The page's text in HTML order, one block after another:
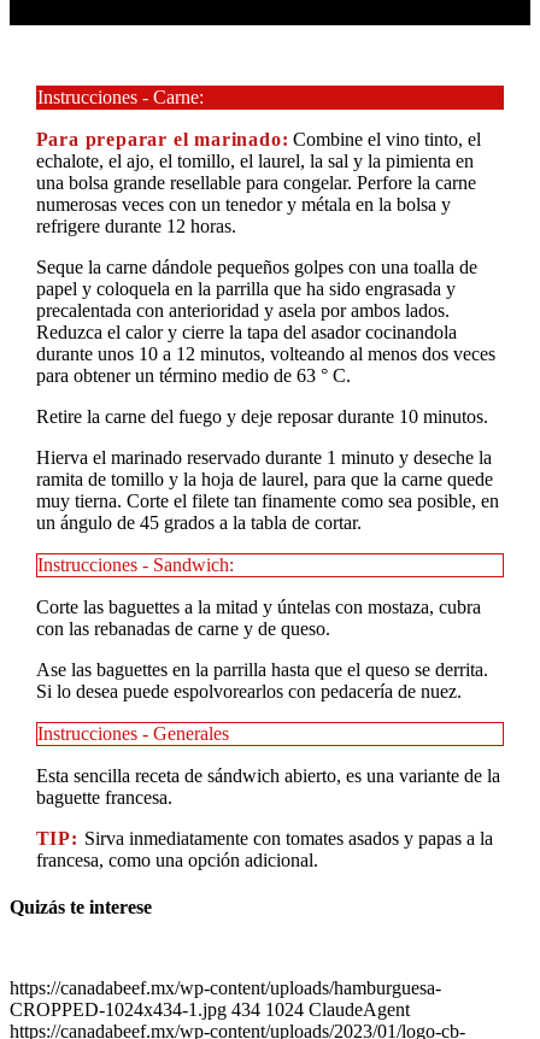
Instrucciones - Carne:
Para preparar el marinado: Combine el vino tinto, el
echalote, el ajo, el tomillo, el laurel, la sal y la pimienta en
una bolsa grande resellable para congelar. Perfore la carne
numerosas veces con un tenedor y métala en la bolsa y
refrigere durante 12 horas.
Seque la carne dándole pequeños golpes con una toalla de
papel y coloquela en la parrilla que ha sido engrasada y
precalentada con anterioridad y asela por ambos lados.
Reduzca el calor y cierre la tapa del asador cocinandola
durante unos 10 a 12 minutos, volteando al menos dos veces
para obtener un término medio de 63 ° C.
Retire la carne del fuego y deje reposar durante 10 minutos.
Hierva el marinado reservado durante 1 minuto y deseche la
ramita de tomillo y la hoja de laurel, para que la carne quede
muy tierna. Corte el filete tan finamente como sea posible, en
un ángulo de 45 grados a la tabla de cortar.
Instrucciones - Sandwich:
Corte las baguettes a la mitad y úntelas con mostaza, cubra
con las rebanadas de carne y de queso.
Ase las baguettes en la parrilla hasta que el queso se derrita.
Si lo desea puede espolvorearlos con pedacería de nuez.
Instrucciones - Generales
Esta sencilla receta de sándwich abierto, es una variante de la
baguette francesa.
TIP: Sirva inmediatamente con tomates asados y papas a la
francesa, como una opción adicional.
Quizás te interese
https://canadabeef.mx/wp-content/uploads/hamburguesa-
CROPPED-1024x434-1.jpg 434 1024 ClaudeAgent
https://canadabeef.mx/wp-content/uploads/2023/01/logo-cb-